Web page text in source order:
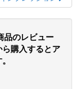
品のレビュー
購入するとア